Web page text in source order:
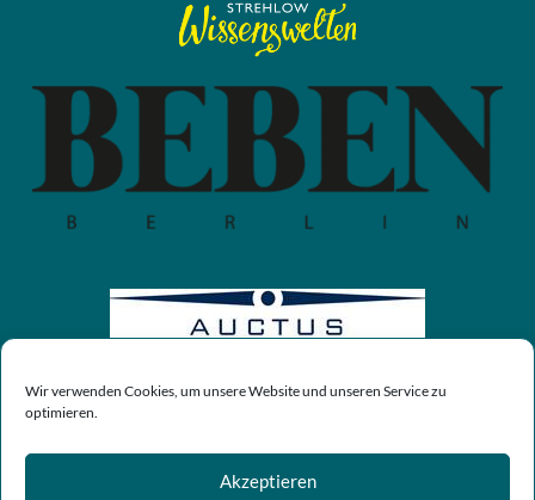
Wir verwenden Cookies, um unsere Website und unseren Service zu
optimieren.
Akzeptieren